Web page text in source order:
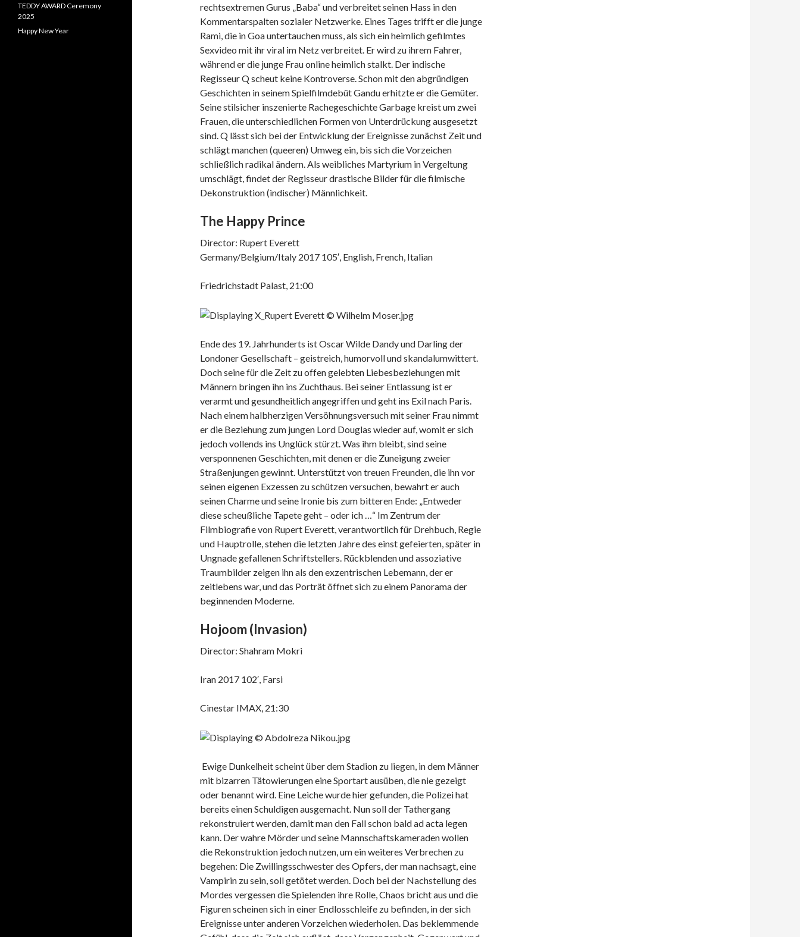
rechtsextremen Gurus „Baba“ und verbreitet seinen Hass in den
Kommentarspalten sozialer Netzwerke. Eines Tages trifft er die junge
Rami, die in Goa untertauchen muss, als sich ein heimlich gefilmtes
Sexvideo mit ihr viral im Netz verbreitet. Er wird zu ihrem Fahrer,
während er die junge Frau online heimlich stalkt. Der indische
Regisseur Q scheut keine Kontroverse. Schon mit den abgründigen
Geschichten in seinem Spielfilmdebüt Gandu erhitzte er die Gemüter.
Seine stilsicher inszenierte Rachegeschichte Garbage kreist um zwei
Frauen, die unterschiedlichen Formen von Unterdrückung ausgesetzt
sind. Q lässt sich bei der Entwicklung der Ereignisse zunächst Zeit und
schlägt manchen (queeren) Umweg ein, bis sich die Vorzeichen
schließlich radikal ändern. Als weibliches Martyrium in Vergeltung
umschlägt, findet der Regisseur drastische Bilder für die filmische
Dekonstruktion (indischer) Männlichkeit.
The Happy Prince
Director: Rupert Everett
Germany/Belgium/Italy 2017 105′, English, French, Italian
Friedrichstadt Palast, 21:00
Ende des 19. Jahrhunderts ist Oscar Wilde Dandy und Darling der
Londoner Gesellschaft – geistreich, humorvoll und skandalumwittert.
Doch seine für die Zeit zu offen gelebten Liebesbeziehungen mit
Männern bringen ihn ins Zuchthaus. Bei seiner Entlassung ist er
verarmt und gesundheitlich angegriffen und geht ins Exil nach Paris.
Nach einem halbherzigen Versöhnungsversuch mit seiner Frau nimmt
er die Beziehung zum jungen Lord Douglas wieder auf, womit er sich
jedoch vollends ins Unglück stürzt. Was ihm bleibt, sind seine
versponnenen Geschichten, mit denen er die Zuneigung zweier
Straßenjungen gewinnt. Unterstützt von treuen Freunden, die ihn vor
seinen eigenen Exzessen zu schützen versuchen, bewahrt er auch
seinen Charme und seine Ironie bis zum bitteren Ende: „Entweder
diese scheußliche Tapete geht – oder ich …“ Im Zentrum der
Filmbiografie von Rupert Everett, verantwortlich für Drehbuch, Regie
und Hauptrolle, stehen die letzten Jahre des einst gefeierten, später in
Ungnade gefallenen Schriftstellers. Rückblenden und assoziative
Traumbilder zeigen ihn als den exzentrischen Lebemann, der er
zeitlebens war, und das Porträt öffnet sich zu einem Panorama der
beginnenden Moderne.
Hojoom (Invasion)
Director: Shahram Mokri
Iran 2017 102′, Farsi
Cinestar IMAX, 21:30
Ewige Dunkelheit scheint über dem Stadion zu liegen, in dem Männer
mit bizarren Tätowierungen eine Sportart ausüben, die nie gezeigt
oder benannt wird. Eine Leiche wurde hier gefunden, die Polizei hat
bereits einen Schuldigen ausgemacht. Nun soll der Tathergang
rekonstruiert werden, damit man den Fall schon bald ad acta legen
kann. Der wahre Mörder und seine Mannschaftskameraden wollen
die Rekonstruktion jedoch nutzen, um ein weiteres Verbrechen zu
begehen: Die Zwillingsschwester des Opfers, der man nachsagt, eine
Vampirin zu sein, soll getötet werden. Doch bei der Nachstellung des
Mordes vergessen die Spielenden ihre Rolle, Chaos bricht aus und die
Figuren scheinen sich in einer Endlosschleife zu befinden, in der sich
Ereignisse unter anderen Vorzeichen wiederholen. Das beklemmende
TEDDY AWARD Ceremony
2025
Happy New Year